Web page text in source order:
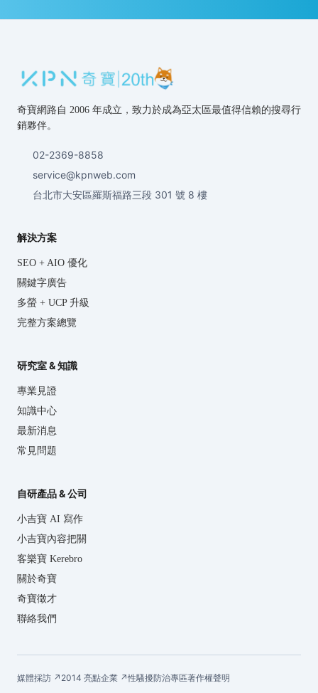
奇寶網路自 2006 年成立，致力於成為亞太區最值得信賴的搜尋行
銷夥伴。
02-2369-8858
service@kpnweb.com
台北市大安區羅斯福路三段 301 號 8 樓
解決方案
SEO + AIO 優化
關鍵字廣告
多螢 + UCP 升級
完整方案總覽
研究室 & 知識
專業見證
知識中心
最新消息
常見問題
自研產品 & 公司
小吉寶 AI 寫作
小吉寶內容把關
客樂寶 Kerebro
關於奇寶
奇寶徵才
聯絡我們
媒體採訪 ↗ 2014 亮點企業 ↗性騷擾防治專區著作權聲明